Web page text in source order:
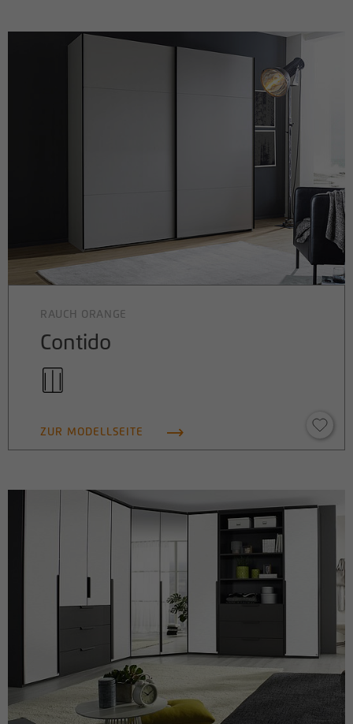
RAUCH ORANGE
Contido
ZUR MODELLSEITE